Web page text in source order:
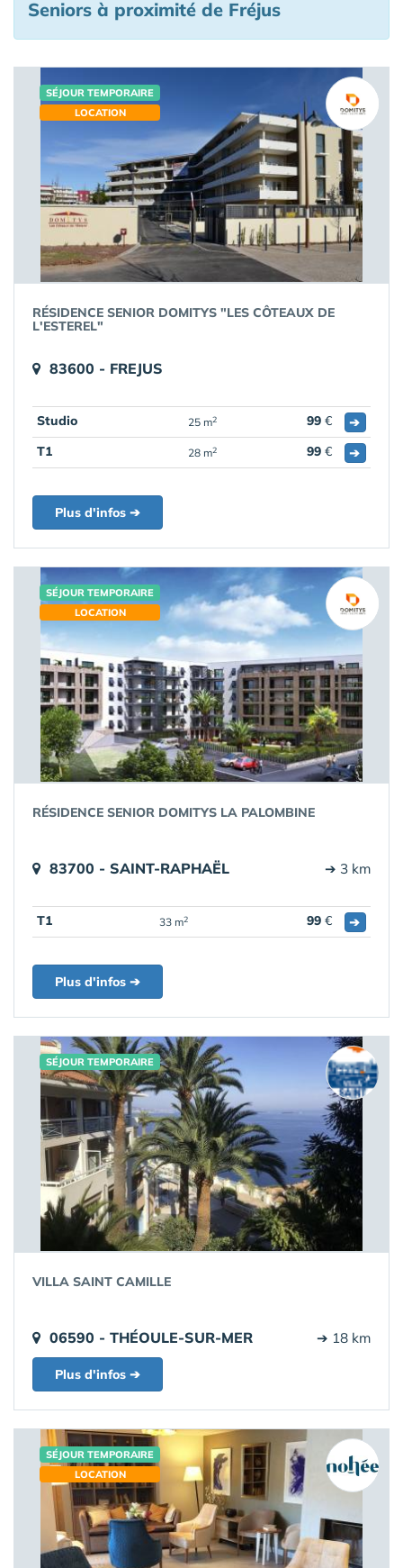
Seniors à proximité de Fréjus
SÉJOUR TEMPORAIRE
LOCATION
RÉSIDENCE SENIOR DOMITYS "LES CÔTEAUX DE
L'ESTEREL"
83600 - FREJUS
Studio 25 m2 99 €
➔
T1
28 m2 99 € ➔
Plus d'infos ➔
SÉJOUR TEMPORAIRE
LOCATION
RÉSIDENCE SENIOR DOMITYS LA PALOMBINE
83700 - SAINT-RAPHAËL ➔ 3 km
T1 33 m2 99 € ➔
Plus d'infos ➔
SÉJOUR TEMPORAIRE
VILLA SAINT CAMILLE
06590 - THÉOULE-SUR-MER ➔ 18 km
Plus d'infos ➔
SÉJOUR TEMPORAIRE
LOCATION